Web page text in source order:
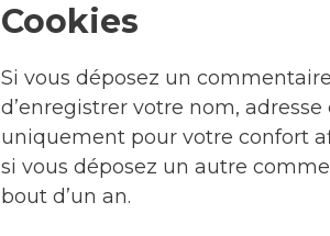
Cookies
Si vous déposez un
d’enregistrer votre nom,
uniquement pour votre confort
si vous déposez un autre
bout d’un an.